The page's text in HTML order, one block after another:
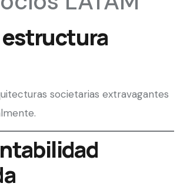
societarias extravagantes